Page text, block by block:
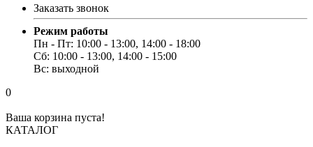
Заказать звонок
Режим работы
Пн - Пт: 10:00 - 13:00, 14:00 - 18:00
Сб: 10:00 - 13:00, 14:00 - 15:00
Вс: выходной
0
Ваша корзина пуста!
КАТАЛОГ